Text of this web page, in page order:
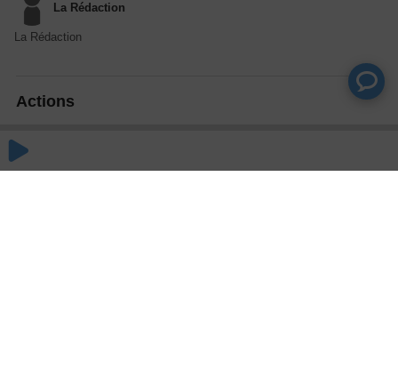
La Rédaction
La Rédaction
Actions